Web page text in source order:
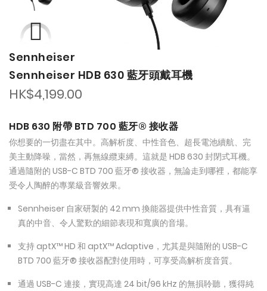
Sennheiser
Sennheiser HDB 630 藍牙頭戴耳機
HK$4,199.00
HDB 630 附帶 BTD 700 藍牙® 接收器
你想要的一切盡在其中。高解析度、中性音色、超長電池續航、完
美主動降噪，當然，再無線纜束縛。這就是 HDB 630 封閉式耳機。
通過隨附的 USB-C BTD 700 藍牙® 接收器，無論走到哪裡，都能享
受令人陶醉的專業級音響效果。
Sennheiser 自家研製的 42 mm 換能器提供中性音質，具有逼
真的中音、令人驚歎的細節表現和寬廣的音場。
支持 aptX™ HD 和 aptX™ Adaptive，尤其是與隨附的 USB-C
BTD 700 藍牙® 接收器配對使用時，可享受高解析度音質。
通過 USB-C 連接，實現高達 24 bit/96 kHz 的無損聆聽，獲得純